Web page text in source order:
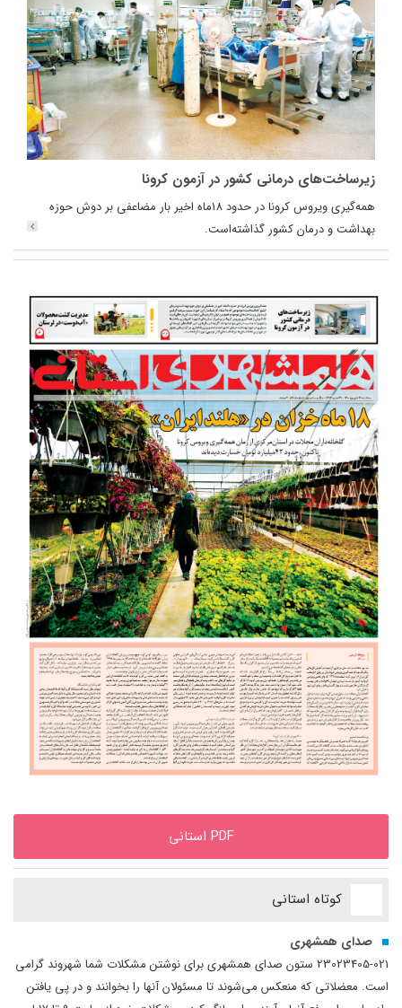
زیرساخت‌های درمانی کشور در آزمون کرونا
همه‌گیری ویروس کرونا در حدود 18ماه اخیر بار مضاعفی بر دوش حوزه
بهداشت و درمان کشور گذاشته‌است.
PDF استانی
کوتاه استانی
صدای همشهری
23023405-021 ستون صدای همشهری برای نوشتن مشکلات شما شهروند گرامی
است. معضلاتی که منعکس می‌شوند تا مسئولان آنها را بخوانند و در پی یافتن